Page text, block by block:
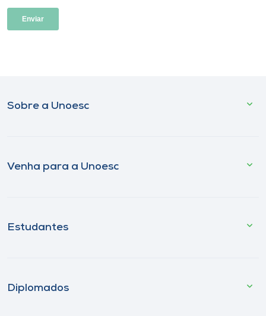
Sobre a Unoesc
Venha para a Unoesc
Estudantes
Diplomados